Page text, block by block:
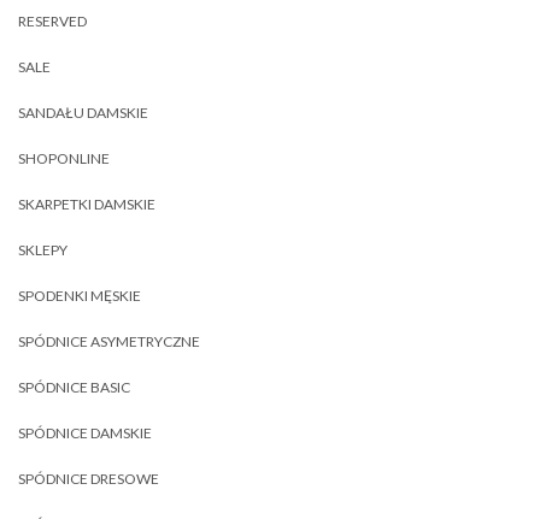
RESERVED
SALE
SANDAŁU DAMSKIE
SHOPONLINE
SKARPETKI DAMSKIE
SKLEPY
SPODENKI MĘSKIE
SPÓDNICE ASYMETRYCZNE
SPÓDNICE BASIC
SPÓDNICE DAMSKIE
SPÓDNICE DRESOWE